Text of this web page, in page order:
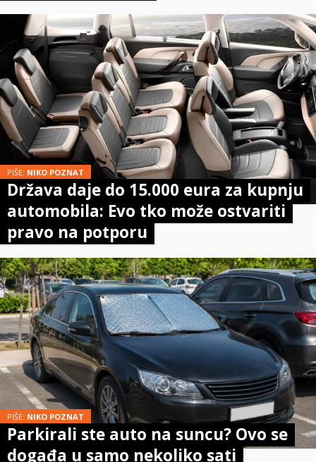
PIŠE: NIKO POZNAT
Država daje do 15.000 eura za kupnju
automobila: Evo tko može ostvariti
pravo na potporu
PIŠE: NIKO POZNAT
Parkirali ste auto na suncu? Ovo se
događa u samo nekoliko sati